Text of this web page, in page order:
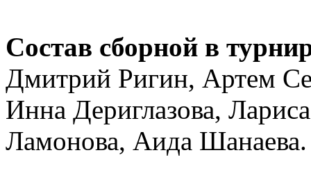
Состав сборной в
Дмитрий Ригин, Артем
Инна Дериглазова,
Ламонова, Аида Шанаева.